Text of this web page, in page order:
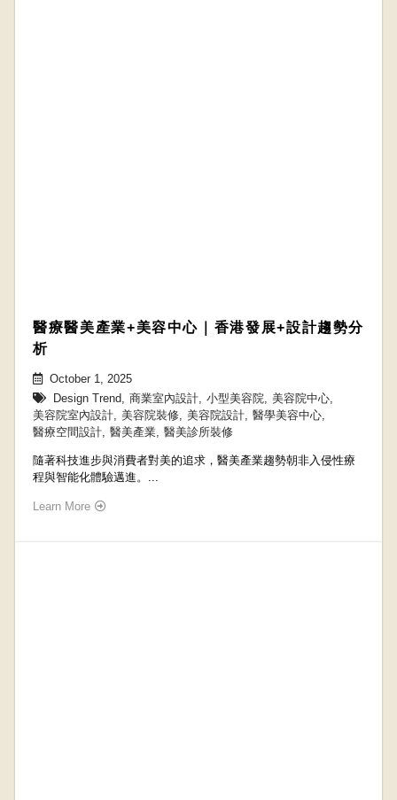
醫療醫美產業+美容中心｜香港發展+設計趨勢分
析
October 1, 2025
Design Trend, 商業室內設計, 小型美容院, 美容院中心,
美容院室內設計, 美容院裝修, 美容院設計, 醫學美容中心,
醫療空間設計, 醫美產業, 醫美診所裝修
隨著科技進步與消費者對美的追求，醫美產業趨勢朝非入侵性療
程與智能化體驗邁進。...
Learn More